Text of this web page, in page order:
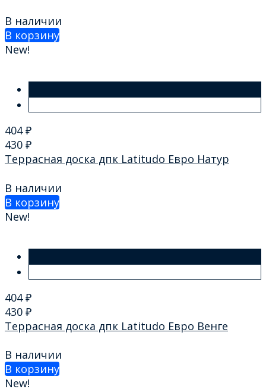
В наличии
В корзину
New!
404₽
430 ₽
Террасная доска дпк Latitudo Евро Натур
В наличии
В корзину
New!
404₽
430 ₽
Террасная доска дпк Latitudo Евро Венге
В наличии
В корзину
New!